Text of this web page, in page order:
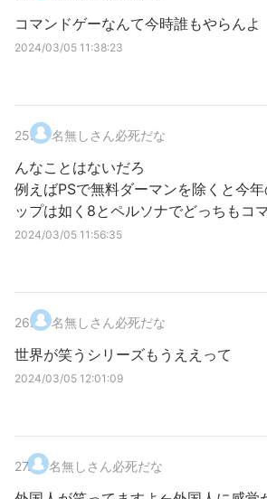
コマンドゲーなんて今時誰もやらんよ
2024/03/05 11:38:23
25. 名無しさん必死だな
んなことはないだろ
例えばPSで無料ダーマンを除くと今
ップは如く8とペルソナでどっちもコ
2024/03/05 11:56:35
26. 名無しさん必死だな
世界が笑うシリーズもうええって
2024/03/05 12:01:09
27. 名無しさん必死だな